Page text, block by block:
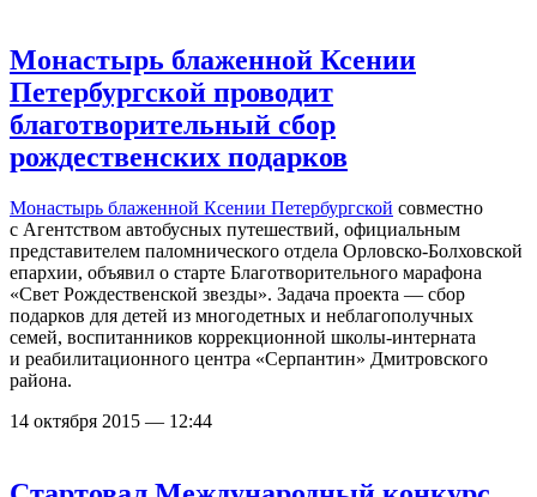
Монастырь блаженной Ксении
Петербургской проводит
благотворительный сбор
рождественских подарков
Монастырь блаженной Ксении Петербургской совместно
с Агентством автобусных путешествий, официальным
представителем паломнического отдела Орловско-Болховской
епархии, объявил о старте Благотворительного марафона
«Свет Рождественской звезды». Задача проекта — сбор
подарков для детей из многодетных и неблагополучных
семей, воспитанников коррекционной школы-интерната
и реабилитационного центра «Серпантин» Дмитровского
района.
14 октября 2015 — 12:44